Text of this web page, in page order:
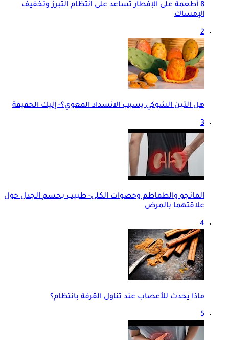
8 أطعمة على الإفطار تساعد على انتظام التبرز وتخفيف
الإمساك
2
هل التين الشوكي يسبب الانسداد المعوي؟- إليك الحقيقة
3
المانجو والطماطم وحصوات الكلى- طبيب يحسم الجدل حول
علاقتهما بالمرض
4
ماذا يحدث للأعصاب عند تناول القرفة بانتظام؟
5